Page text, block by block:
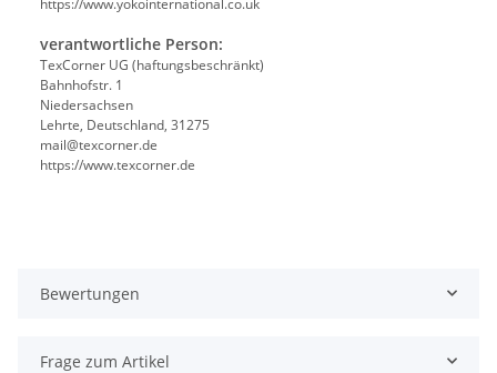
https://www.yokointernational.co.uk
verantwortliche Person:
TexCorner UG (haftungsbeschränkt)
Bahnhofstr. 1
Niedersachsen
Lehrte, Deutschland, 31275
mail@texcorner.de
https://www.texcorner.de
Bewertungen
Frage zum Artikel